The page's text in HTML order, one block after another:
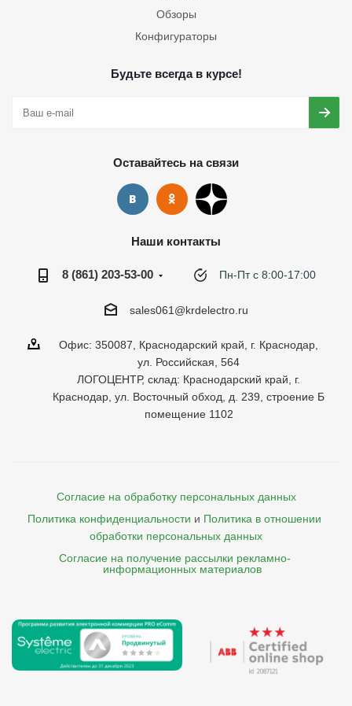
Обзоры
Конфигураторы
Будьте всегда в курсе!
Оставайтесь на связи
Наши контакты
8 (861) 203-53-00 Пн-Пт с 8:00-17:00
sales061@krdelectro.ru
Офис: 350087, Краснодарский край, г. Краснодар,
ул. Российская, 564
ЛОГОЦЕНТР, склад: Краснодарский край, г.
Краснодар, ул. Восточный обход, д. 239, строение Б
помещение 1102
Согласие на обработку персональных данных
Политика конфиденциальности и Политика в отношении
обработки персональных данных
Согласие на получение рассылки рекламно-
    информационных материалов